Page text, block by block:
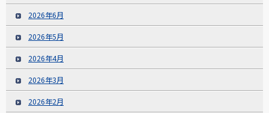
2026年6月
2026年5月
2026年4月
2026年3月
2026年2月